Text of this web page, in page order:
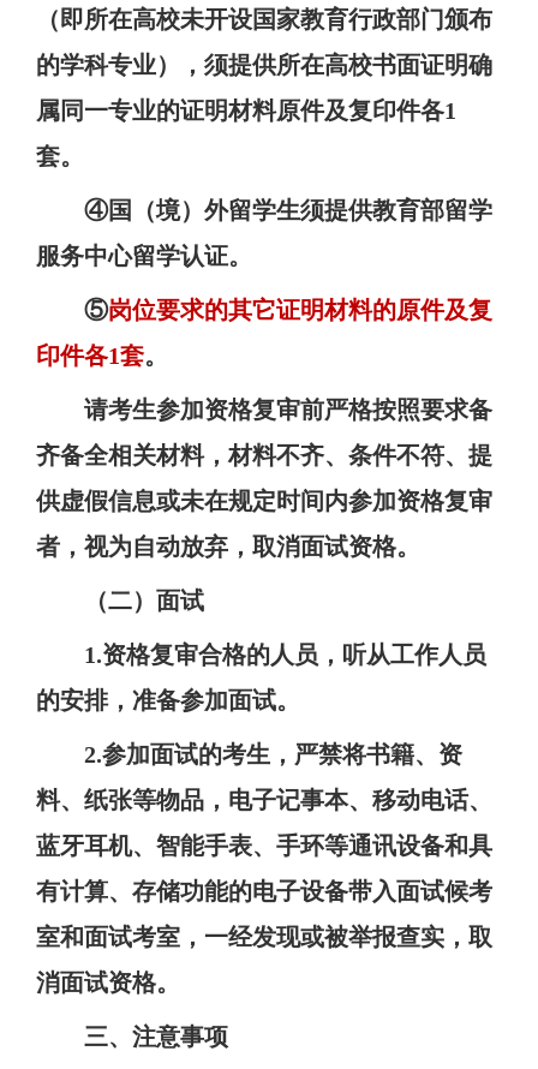
（即所在高校未开设国家教育行政部门颁布
的学科专业），须提供所在高校书面证明确
属同一专业的证明材料原件及复印件各1
套。
④国（境）外留学生须提供教育部留学
服务中心留学认证。
⑤岗位要求的其它证明材料的原件及复
印件各1套。
请考生参加资格复审前严格按照要求备
齐备全相关材料，材料不齐、条件不符、提
供虚假信息或未在规定时间内参加资格复审
者，视为自动放弃，取消面试资格。
（二）面试
1.资格复审合格的人员，听从工作人员
的安排，准备参加面试。
2.参加面试的考生，严禁将书籍、资
料、纸张等物品，电子记事本、移动电话、
蓝牙耳机、智能手表、手环等通讯设备和具
有计算、存储功能的电子设备带入面试候考
室和面试考室，一经发现或被举报查实，取
消面试资格。
三、注意事项